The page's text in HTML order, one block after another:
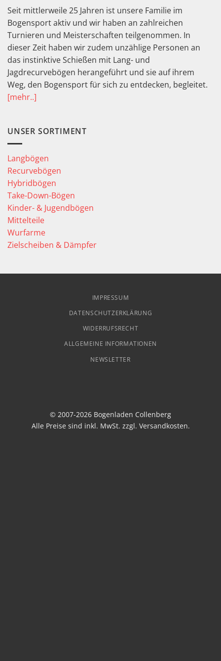
Seit mittlerweile 25 Jahren ist unsere Familie im
Bogensport aktiv und wir haben an zahlreichen
Turnieren und Meisterschaften teilgenommen. In
dieser Zeit haben wir zudem unzählige Personen an
das instinktive Schießen mit Lang- und
Jagdrecurvebögen herangeführt und sie auf ihrem
Weg, den Bogensport für sich zu entdecken, begleitet.
[mehr..]
UNSER SORTIMENT
Langbögen
Recurvebögen
Hybridbögen
Take-Down-Bögen
Kinder- & Jugendbögen
Mittelteile
Wurfarme
Zielscheiben & Dämpfer
IMPRESSUM
DATENSCHUTZERKLÄRUNG
WIDERRUFSRECHT
ALLGEMEINE INFORMATIONEN
NEWSLETTER
© 2007-2026 Bogenladen Collenberg
Alle Preise sind inkl. MwSt. zzgl. Versandkosten.